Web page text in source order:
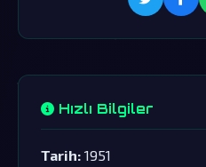
Hızlı Bilgiler
Tarih: 1951